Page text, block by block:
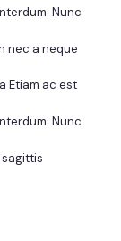
Nunc
nec a neque
Etiam ac est
Nunc